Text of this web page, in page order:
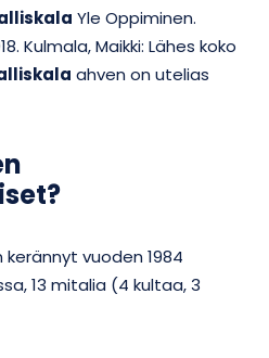
Yle Oppiminen.
Kulmala, Maikki: Lähes koko
ahven on utelias
kerännyt vuoden 1984
13 mitalia (4 kultaa, 3